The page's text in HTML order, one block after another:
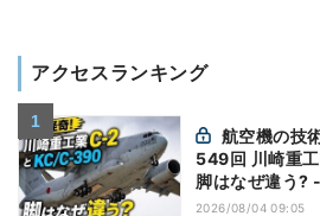
アクセスランキング
549回 川崎重
脚はなぜ違う?
(5)|軍用輸送機
2026/08/04 09:05